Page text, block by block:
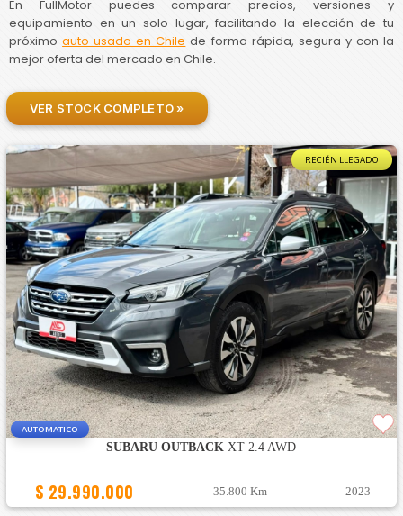
En FullMotor puedes comparar precios, versiones y
equipamiento en un solo lugar, facilitando la elección de tu
próximoauto usado en Chile de forma rápida, segura y con la
mejor oferta del mercado en Chile.
VER STOCK COMPLETO »
RECIÉN LLEGADO
AUTOMATICO
SUBARU OUTBACK XT 2.4 AWD
$ 29.990.000 35.800 Km 2023